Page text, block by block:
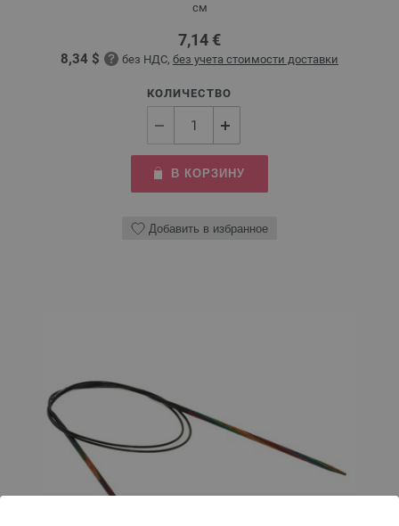
см
7,14 €
8,34 $ без НДС, без учета стоимости доставки
КОЛИЧЕСТВО
В КОРЗИНУ
Добавить в избранное